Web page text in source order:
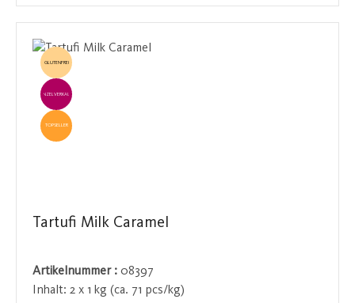
Geschmack von hochwertiger Schokolade lieben.
GLUTENFREI
EINZELVERKAUF
TOPSELLER
Tartufi Milk Caramel
Artikelnummer : 08397
Inhalt: 2 x 1 kg (ca. 71 pcs/kg)